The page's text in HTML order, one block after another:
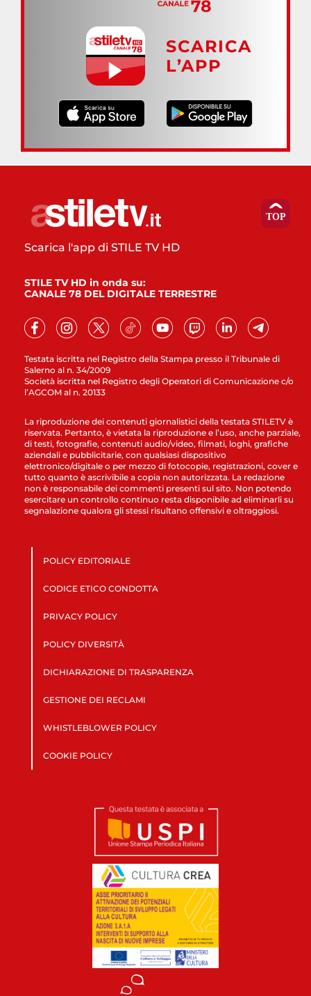
SCARICA
L’APP
Testata iscritta nel Registro della Stampa presso il Tribunale di
Salerno al n. 34/2009
Società iscritta nel Registro degli Operatori di Comunicazione c/o
l’AGCOM al n. 20133
Scarica l'app di STILE TV HD
STILE TV HD in onda su:
CANALE 78 DEL DIGITALE TERRESTRE
La riproduzione dei contenuti giornalistici della testata STILETV è
riservata. Pertanto, è vietata la riproduzione e l’uso, anche parziale,
di testi, fotografie, contenuti audio/video, filmati, loghi, grafiche
aziendali e pubblicitarie, con qualsiasi dispositivo
elettronico/digitale o per mezzo di fotocopie, registrazioni, cover e
tutto quanto è ascrivibile a copia non autorizzata. La redazione
non è responsabile dei commenti presenti sul sito. Non potendo
esercitare un controllo continuo resta disponibile ad eliminarli su
segnalazione qualora gli stessi risultano offensivi e oltraggiosi.
POLICY EDITORIALE
CODICE ETICO CONDOTTA
PRIVACY POLICY
POLICY DIVERSITÀ
DICHIARAZIONE DI TRASPARENZA
GESTIONE DEI RECLAMI
WHISTLEBLOWER POLICY
COOKIE POLICY